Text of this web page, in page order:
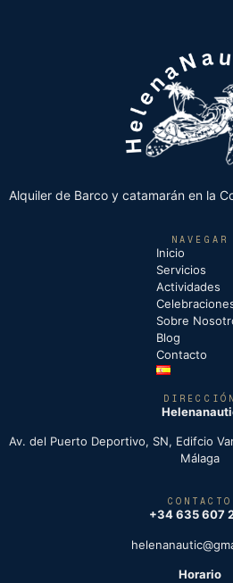
Alquiler de Barco y catamarán en la
NAVEGAR
Inicio
Servicios
Actividades
Sobre
Blog
Contacto
DIRECCIÓN
Av. del Puerto Deportivo, SN, Edifcio
Málaga
CONTACTO
+34 635 607
Horario